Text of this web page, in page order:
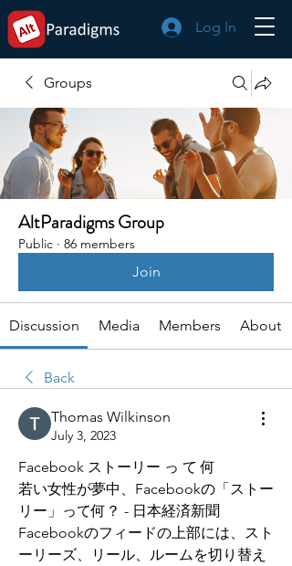
Log In
Groups
AltParadigms Group
Public · 86 members
Join
Discussion Media Members About
Back
Thomas Wilkinson
July 3, 2023
Facebook ストーリー っ て 何
若い女性が夢中、Facebookの「ストー
リー」って何？ - 日本経済新聞
Facebookのフィードの上部には、スト
ーリーズ、リール、ルームを切り替え